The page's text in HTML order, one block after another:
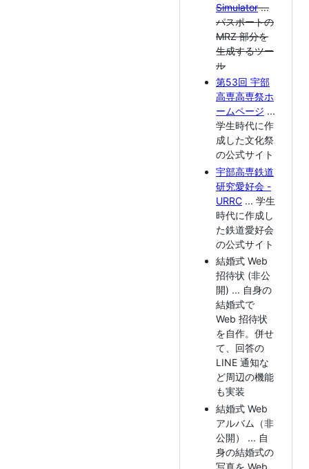
Simulator...
パスポートの
MRZ 部分を
生成するツー
ル
第53回 宇部
高専高専祭ホ
ームページ ...
学生時代に作
成した文化祭
の公式サイト
宇部高専鉄道
研究愛好会 -
URRC ... 学生
時代に作成し
た鉄道愛好会
の公式サイト
結婚式 Web
招待状 (非公
開) ... 自身の
結婚式で
Web 招待状
を自作。併せ
て、回答の
LINE 通知な
ど周辺の機能
も実装
結婚式 Web
アルバム（非
公開） ... 自
身の結婚式の
写真を Web